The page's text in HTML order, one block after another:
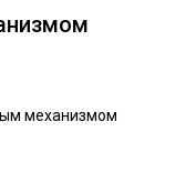
механизмом